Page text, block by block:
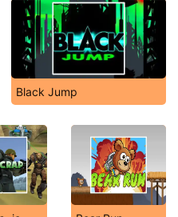
Black Jump